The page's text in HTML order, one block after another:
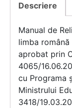
Descriere
Manual de
limba
aprobat prin
4065/
cu Programa
Ministrului
3418/